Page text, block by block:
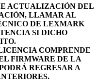
ACTUALIZACIÓN DEL
LLAMAR AL
DE LEXMARK
SI DICHO
COMPRENDE
FIRMWARE DE LA
REGRESAR A